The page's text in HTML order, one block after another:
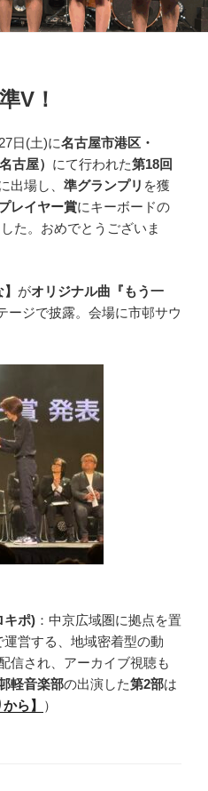
V！
日(土)に名古屋市港区・
古屋） にて行われた第18回
出場し、 準グランプリ を獲
レイヤー賞にキーボードの
た。おめでとうございま
がオリジナル曲『もう一
ージで披露。会場に市邨サウ
キポ) ：中京広域圏に拠点を置
営する、地域密着型の動
信され、アーカイブ視聴も
軽音楽部の出演した第2部は
ら】
）